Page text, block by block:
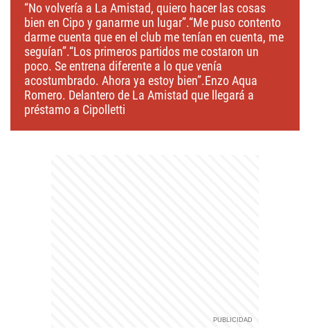
“No volvería a La Amistad, quiero hacer las cosas
bien en Cipo y ganarme un lugar”.“Me puso contento
darme cuenta que en el club me tenían en cuenta, me
seguían”.“Los primeros partidos me costaron un
poco. Se entrena diferente a lo que venía
acostumbrado. Ahora ya estoy bien”.Enzo Aqua
Romero. Delantero de La Amistad que llegará a
préstamo a Cipolletti